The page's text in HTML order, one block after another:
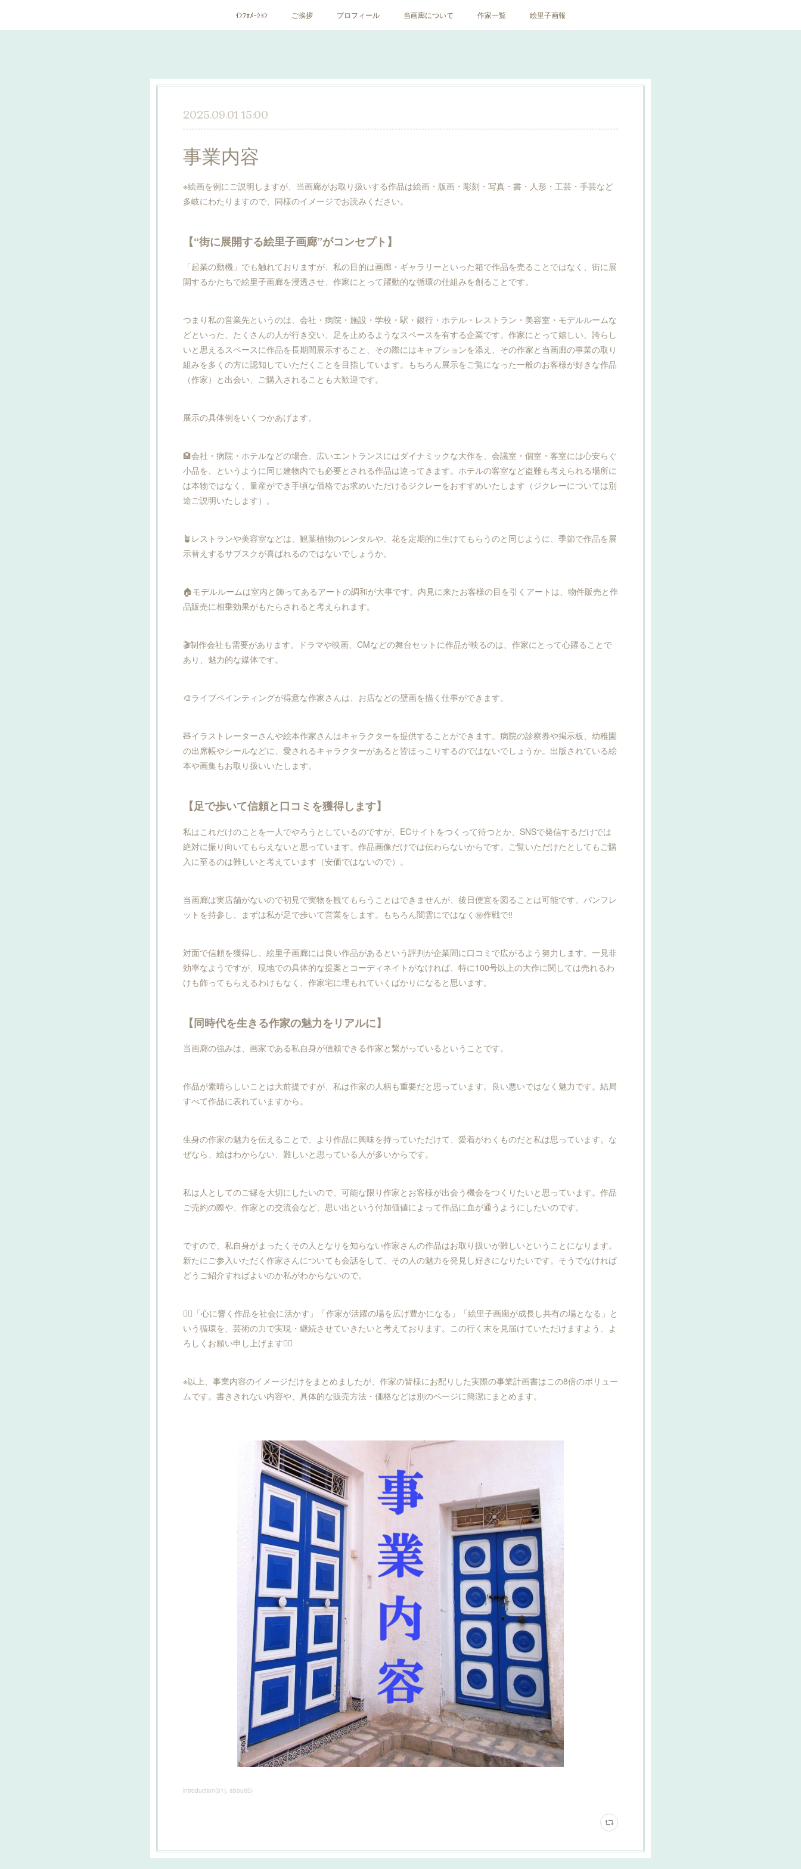
ｲﾝﾌｫﾒｰｼｮﾝ ご挨拶 プロフィール 当画廊について 作家一覧 絵里子画報
2025.09.01 15:00
事業内容
※絵画を例にご説明しますが、当画廊がお取り扱いする作品は絵画・版画・彫刻・写真・書・人形・工芸・手芸など
多岐にわたりますので、同様のイメージでお読みください。
【“街に展開する絵里子画廊”がコンセプト】
「起業の動機」でも触れておりますが、私の目的は画廊・ギャラリーといった箱で作品を売ることではなく、街に展
開するかたちで絵里子画廊を浸透させ、作家にとって躍動的な循環の仕組みを創ることです。
つまり私の営業先というのは、会社・病院・施設・学校・駅・銀行・ホテル・レストラン・美容室・モデルルームな
どといった、たくさんの人が行き交い、足を止めるようなスペースを有する企業です。作家にとって嬉しい、誇らし
いと思えるスペースに作品を長期間展示すること、その際にはキャプションを添え、その作家と当画廊の事業の取り
組みを多くの方に認知していただくことを目指しています。もちろん展示をご覧になった一般のお客様が好きな作品
（作家）と出会い、ご購入されることも大歓迎です。
展示の具体例をいくつかあげます。
🏨会社・病院・ホテルなどの場合、広いエントランスにはダイナミックな大作を、会議室・個室・客室には心安らぐ
小品を、というように同じ建物内でも必要とされる作品は違ってきます。ホテルの客室など盗難も考えられる場所に
は本物ではなく、量産ができ手頃な価格でお求めいただけるジクレーをおすすめいたします（ジクレーについては別
途ご説明いたします）。
🪴レストランや美容室などは、観葉植物のレンタルや、花を定期的に生けてもらうのと同じように、季節で作品を展
示替えするサブスクが喜ばれるのではないでしょうか。
🏠モデルルームは室内と飾ってあるアートの調和が大事です。内見に来たお客様の目を引くアートは、物件販売と作
品販売に相乗効果がもたらされると考えられます。
🎬制作会社も需要があります。ドラマや映画、CMなどの舞台セットに作品が映るのは、作家にとって心躍ることで
あり、魅力的な媒体です。
🎨ライブペインティングが得意な作家さんは、お店などの壁画を描く仕事ができます。
🧸イラストレーターさんや絵本作家さんはキャラクターを提供することができます。病院の診察券や掲示板、幼稚園
の出席帳やシールなどに、愛されるキャラクターがあると皆ほっこりするのではないでしょうか。出版されている絵
本や画集もお取り扱いいたします。
【足で歩いて信頼と口コミを獲得します】
私はこれだけのことを一人でやろうとしているのですが、ECサイトをつくって待つとか、SNSで発信するだけでは
絶対に振り向いてもらえないと思っています。作品画像だけでは伝わらないからです。ご覧いただけたとしてもご購
入に至るのは難しいと考えています（安価ではないので）。
当画廊は実店舗がないので初見で実物を観てもらうことはできませんが、後日便宜を図ることは可能です。パンフレ
ットを持参し、まずは私が足で歩いて営業をします。もちろん闇雲にではなく㊙️作戦で‼️
対面で信頼を獲得し、絵里子画廊には良い作品があるという評判が企業間に口コミで広がるよう努力します。一見非
効率なようですが、現地での具体的な提案とコーディネイトがなければ、特に100号以上の大作に関しては売れるわ
けも飾ってもらえるわけもなく、作家宅に埋もれていくばかりになると思います。
【同時代を生きる作家の魅力をリアルに】
当画廊の強みは、画家である私自身が信頼できる作家と繋がっているということです。
作品が素晴らしいことは大前提ですが、私は作家の人柄も重要だと思っています。良い悪いではなく魅力です。結局
すべて作品に表れていますから。
生身の作家の魅力を伝えることで、より作品に興味を持っていただけて、愛着がわくものだと私は思っています。な
ぜなら、絵はわからない、難しいと思っている人が多いからです。
私は人としてのご縁を大切にしたいので、可能な限り作家とお客様が出会う機会をつくりたいと思っています。作品
ご売約の際や、作家との交流会など、思い出という付加価値によって作品に血が通うようにしたいのです。
ですので、私自身がまったくその人となりを知らない作家さんの作品はお取り扱いが難しいということになります。
新たにご参入いただく作家さんについても会話をして、その人の魅力を発見し好きになりたいです。そうでなければ
どうご紹介すればよいのか私がわからないので。
💁‍♀「心に響く作品を社会に活かす」「作家が活躍の場を広げ豊かになる」「絵里子画廊が成長し共有の場となる」と
いう循環を、芸術の力で実現・継続させていきたいと考えております。この行く末を見届けていただけますよう、よ
ろしくお願い申し上げます🙇‍♀️
※以上、事業内容のイメージだけをまとめましたが、作家の皆様にお配りした実際の事業計画書はこの8倍のボリュー
ムです。書ききれない内容や、具体的な販売方法・価格などは別のページに簡潔にまとめます。
introduction(31) about(5)